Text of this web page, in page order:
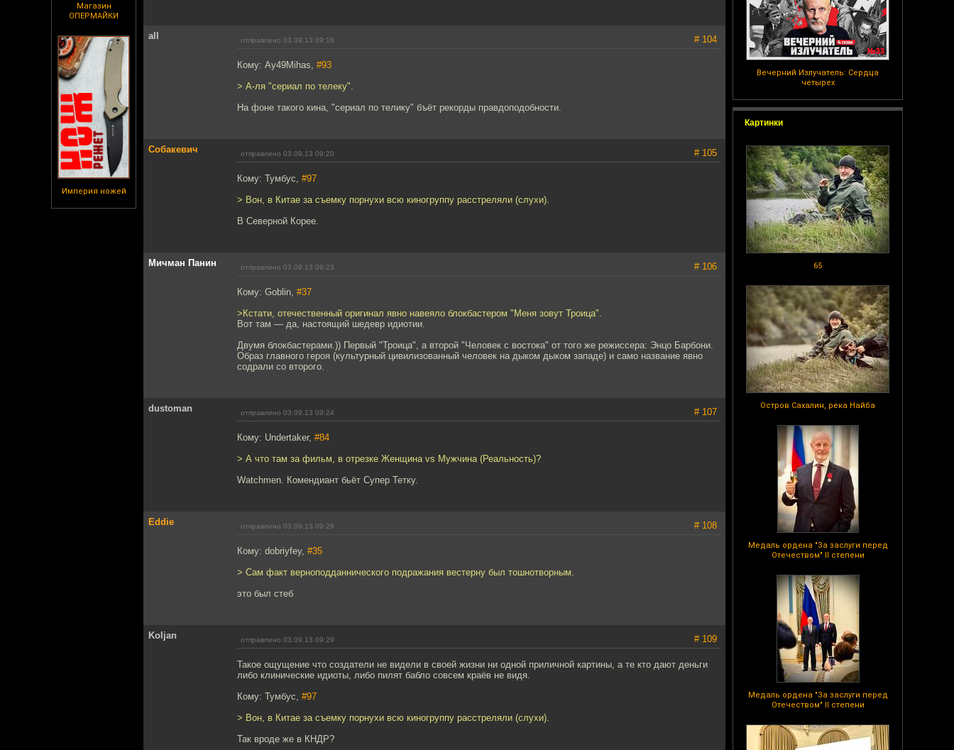
Магазин
ОПЕРМАЙКИ
Империя ножей
Вечерний Излучатель: Сердца
четырех
Картинки
65
Остров Сахалин, река Найба
Медаль ордена "За заслуги перед
Отечеством" II степени
Медаль ордена "За заслуги перед
Отечеством" II степени
all отправлено 03.09.13 09:18 # 104
Кому: Ay49Mihas, #93
> А-ля "сериал по телеку".
На фоне такого кина, "сериал по телику" бъёт рекорды правдоподобности.
Собакевич отправлено 03.09.13 09:20 # 105
Кому: Тумбус, #97
> Вон, в Китае за съемку порнухи всю киногруппу расстреляли (слухи).
В Северной Корее.
Мичман Панин отправлено 03.09.13 09:23 # 106
Кому: Goblin, #37
>Кстати, отечественный оригинал явно навеяло блокбастером "Меня зовут Троица".
Вот там — да, настоящий шедевр идиотии.
Двумя блокбастерами.)) Первый "Троица", а второй "Человек с востока" от того же режиссера: Энцо Барбони.
Образ главного героя (культурный цивилизованный человек на дыком дыком западе) и само название явно
содрали со второго.
dustoman отправлено 03.09.13 09:24 # 107
Кому: Undertaker, #84
> А что там за фильм, в отрезке Женщина vs Мужчина (Реальность)?
Watchmen. Комендиант бьёт Супер Тетку.
Eddie отправлено 03.09.13 09:29 # 108
Кому: dobriyfey, #35
> Сам факт верноподданнического подражания вестерну был тошнотворным.
это был стеб
Koljan отправлено 03.09.13 09:29 # 109
Такое ощущение что создатели не видели в своей жизни ни одной приличной картины, а те кто дают деньги
либо клинические идиоты, либо пилят бабло совсем краёв не видя.
Кому: Тумбус, #97
> Вон, в Китае за съемку порнухи всю киногруппу расстреляли (слухи).
Так вроде же в КНДР?